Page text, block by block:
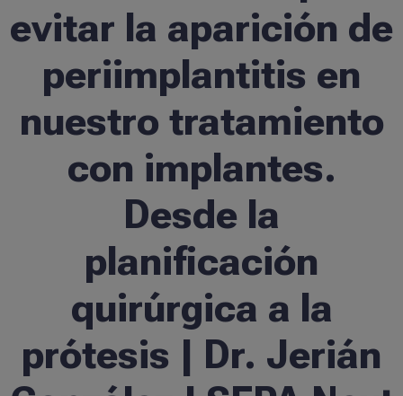
Formación
Ciencia al día
info@ticareimplants.com
Contacto
Información para pacientes
ES
evitar la aparición de
periimplantitis en
nuestro tratamiento
con implantes.
Desde la
planificación
quirúrgica a la
prótesis | Dr. Jerián